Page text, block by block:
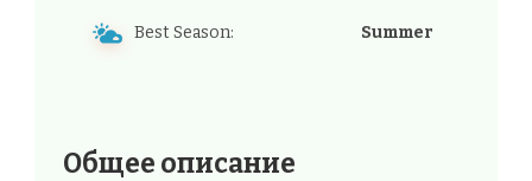
Best Season: Summer
Общее описание